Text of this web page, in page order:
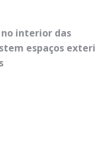
interior das
espaços